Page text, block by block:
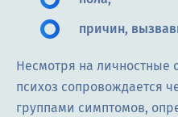
причин,
Несмотря на личностные
психоз сопровождается
группами симптомов,